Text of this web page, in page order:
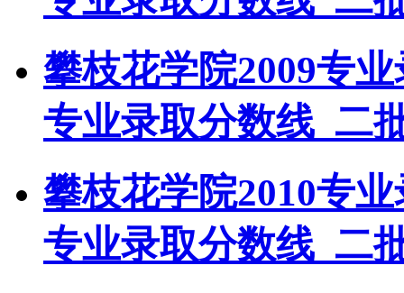
攀枝花学院2009专
专业录取分数线_二
攀枝花学院2010专
专业录取分数线_二